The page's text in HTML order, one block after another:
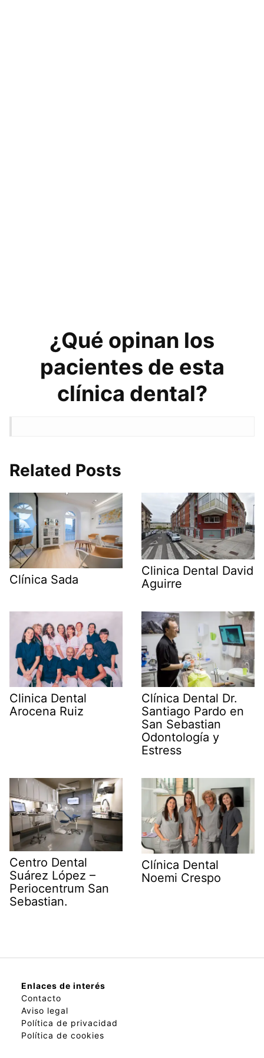
¿Qué opinan los
pacientes de esta
clínica dental?
Related Posts
Clínica Sada
Clinica Dental David
Aguirre
Clinica Dental
Arocena Ruiz
Clínica Dental Dr.
Santiago Pardo en
San Sebastian
Odontología y
Estress
Centro Dental
Suárez López –
Periocentrum San
Sebastian.
Clínica Dental
Noemi Crespo
Enlaces de interés
Contacto
Aviso legal
Política de privacidad
Política de cookies